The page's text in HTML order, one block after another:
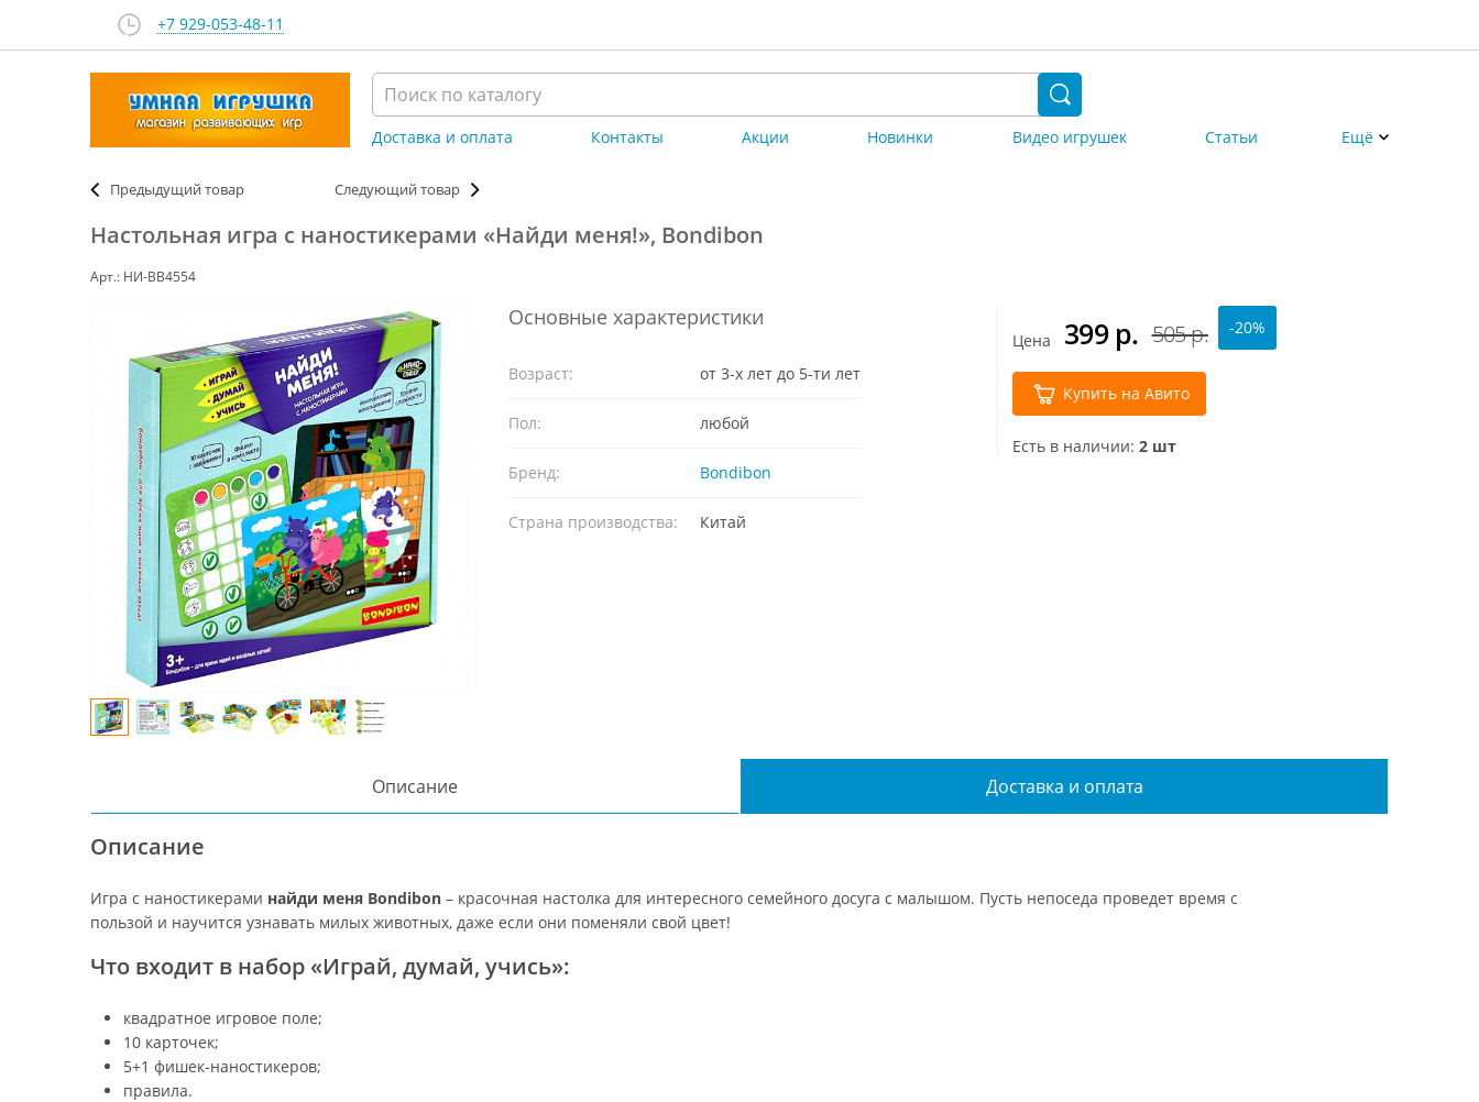
+7 929-053-48-11
Доставка и оплата Контакты Акции Новинки Видео игрушек Статьи Ещё
Предыдущий товар Следующий товар
Арт.: НИ-ВВ4554
Настольная игра с наностикерами «Найди меня!», Bondibon
Основные характеристики
Возраст: от 3-х лет до 5-ти лет
Пол: любой
Бренд: Bondibon
Страна производства: Китай
Цена 505 р.
399 р. -20%
Купить на Авито
Есть в наличии: 2 шт
Описание
Описание
Игра с наностикерами найди меня Bondibon – красочная настолка для интересного семейного досуга с малышом. Пусть непоседа проведет время с
пользой и научится узнавать милых животных, даже если они поменяли свой цвет!
Что входит в набор «Играй, думай, учись»:
квадратное игровое поле;
10 карточек;
5+1 фишек-наностикеров;
правила.
Доставка и оплата